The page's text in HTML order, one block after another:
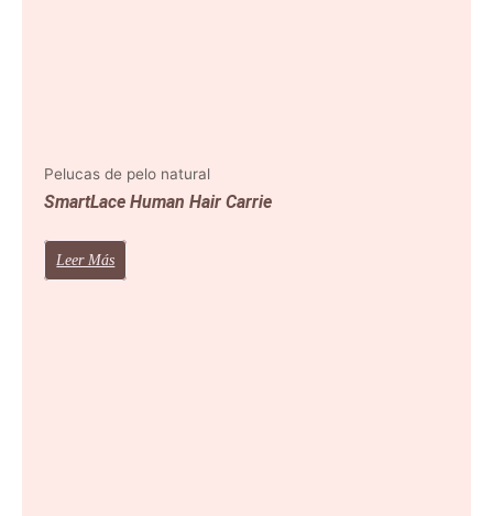
Pelucas de pelo natural
SmartLace Human Hair Carrie
Leer Más